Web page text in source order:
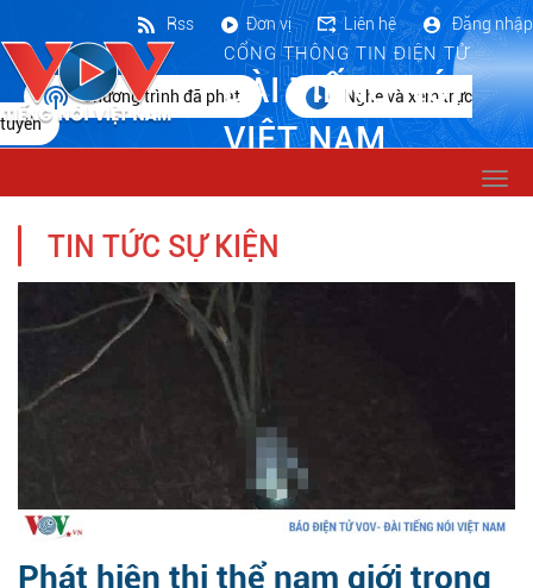
CỔNG THÔNG TIN ĐIỆN TỬ
ĐÀI TIẾNG NÓI
VIỆT NAM
Đăng nhập
Liên hệ
Đơn vị
Rss
Chương trình đã phát
Nghe và xem trực
tuyến
TIN TỨC SỰ KIỆN
Phát hiện thi thể nam giới trong